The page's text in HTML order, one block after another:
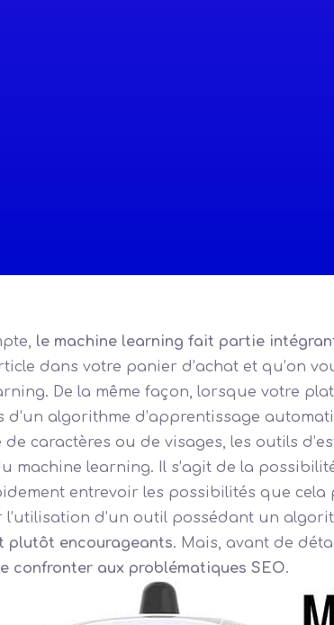
le machine learning fait partie
dans votre panier d’achat et qu’on
De la même façon, lorsque votre
algorithme d’apprentissage
caractères ou de visages, les outils
machine learning. Il s’agit de la
entrevoir les possibilités que
d’un outil possédant un
plutôt encourageants. Mais, avant de
confronter aux problématiques SEO.